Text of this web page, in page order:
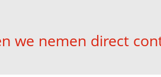
we nemen direct